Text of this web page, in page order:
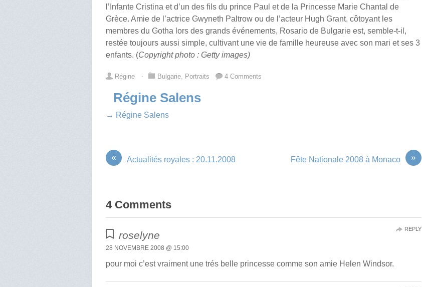
l’Infante Cristina et d’un des fils du prince Paul et de la Princesse Marie Chantal de
Grèce. Amie de l’actrice Gwyneth Paltrow ou de l’acteur Hugh Grant, côtoyant les
membres du Gotha lors des grands événements, Rosario de Bulgarie est, semble-t-il,
restée toujours aussi simple, cultivant une vie de famille heureuse avec son mari et ses 3
enfants. (Copyright photo : Getty images)
Régine ⋅ Bulgarie Portraits 4 Comments
Régine Salens
→ Régine Salens
« Actualités royales : 20.11.2008 »
Fête Nationale 2008 à Monaco
4 Comments
roselyne
28 NOVEMBRE 2008 @ 15:00
pour moi c’est vraiment une trés belle princesse comme son amie Helen Windsor.
REPLY